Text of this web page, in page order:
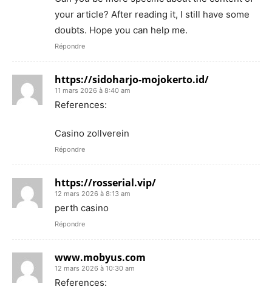
your article? After reading it, I still have some
doubts. Hope you can help me.
Répondre
https://sidoharjo-mojokerto.id/
11 mars 2026 à 8:40 am
References:
Casino zollverein
Répondre
https://rosserial.vip/
12 mars 2026 à 8:13 am
perth casino
Répondre
www.mobyus.com
12 mars 2026 à 10:30 am
References: